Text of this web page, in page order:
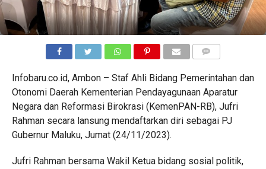
Infobaru.co.id, Ambon – Staf Ahli Bidang Pemerintahan dan
Otonomi Daerah Kementerian Pendayagunaan Aparatur
Negara dan Reformasi Birokrasi (KemenPAN-RB), Jufri
Rahman secara lansung mendaftarkan diri sebagai PJ
Gubernur Maluku, Jumat (24/11/2023).
Jufri Rahman bersama Wakil Ketua bidang sosial politik,